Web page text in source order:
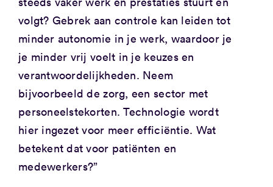
volgt? Gebrek aan controle kan leiden tot
minder autonomie in je werk, waardoor je
je minder vrij voelt in je keuzes en
verantwoordelijkheden. Neem
bijvoorbeeld de zorg, een sector met
personeelstekorten. Technologie wordt
hier ingezet voor meer efficiëntie. Wat
betekent dat voor patiënten en
medewerkers?”